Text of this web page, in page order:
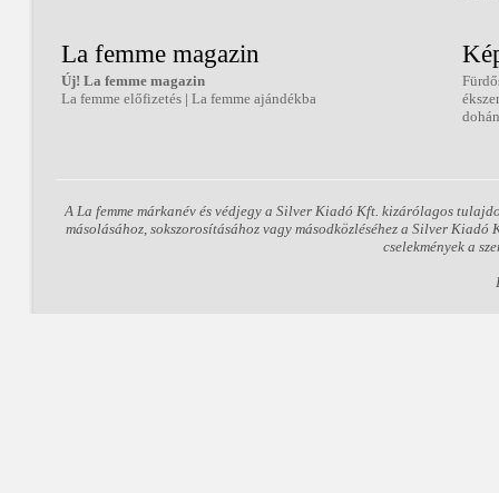
La femme magazin
Új! La femme magazin
La femme előfizetés | La femme ajándékba
A La femme márkanév és védjegy a Silver Kiadó Kft. kizárólagos
másolásához, sokszorosításához vagy másodközléséhez a Silver
cselekmények a